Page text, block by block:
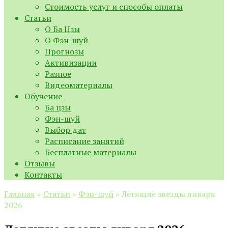
Стоимость услуг и способы оплаты
Статьи
О Ба Цзы
О Фэн-шуй
Прогнозы
Активизации
Разное
Видеоматериалы
Обучение
Ба цзы
Фэн-шуй
Выбор дат
Расписание занятий
Бесплатные материалы
Отзывы
Контакты
Главная » Статьи » Фэн-шуй » Летящие звезды января
2026